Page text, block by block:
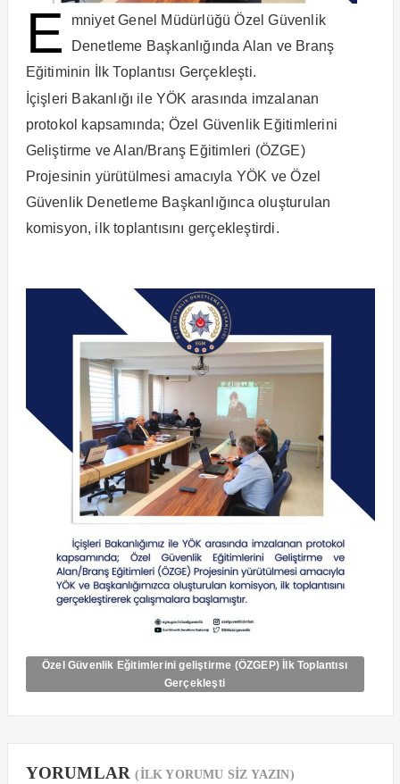
E
mniyet Genel Müdürlüğü Özel Güvenlik
Denetleme Başkanlığında Alan ve Branş
Eğitiminin İlk Toplantısı Gerçekleşti.
İçişleri Bakanlığı ile YÖK arasında imzalanan
protokol kapsamında; Özel Güvenlik Eğitimlerini
Geliştirme ve Alan/Branş Eğitimleri (ÖZGE)
Projesinin yürütülmesi amacıyla YÖK ve Özel
Güvenlik Denetleme Başkanlığınca oluşturulan
komisyon, ilk toplantısını gerçekleştirdi.
Özel Güvenlik Eğitimlerini geliştirme (ÖZGEP) İlk Toplantısı
Gerçekleşti
YORUMLAR(İLK YORUMU SİZ YAZIN)